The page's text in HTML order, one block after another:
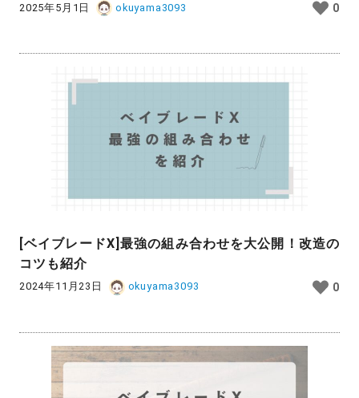
2025年5月1日 okuyama3093 0
[ベイブレードX]最強の組み合わせを大公開！改造の
コツも紹介
2024年11月23日 okuyama3093 0